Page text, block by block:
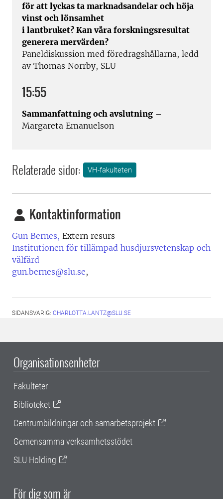
för att lyckas ta marknadsandelar och höja
vinst och lönsamhet
i lantbruket? Kan våra forskningsresultat
generera mervärden?
Paneldiskussion med föredragshållarna, ledd
av Thomas Norrby, SLU
15:55
Sammanfattning och avslutning –
Margareta Emanuelson
Relaterade sidor: VH-fakulteten
Kontaktinformation
Gun Bernes, Extern resurs
Institutionen för tillämpad husdjursvetenskap och
välfärd
gun.bernes@slu.se,
SIDANSVARIG: CHARLOTTA.LANTZ@SLU.SE
Organisationsenheter
Fakulteter
Biblioteket
Centrumbildningar och samarbetsprojekt
Gemensamma verksamhetsstödet
SLU Holding
För dig som är